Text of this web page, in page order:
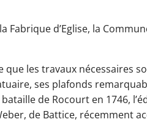
Fabrique d’Eglise, la
que les travaux
ses plafonds
de Rocourt en 1746,
de Battice, récemment